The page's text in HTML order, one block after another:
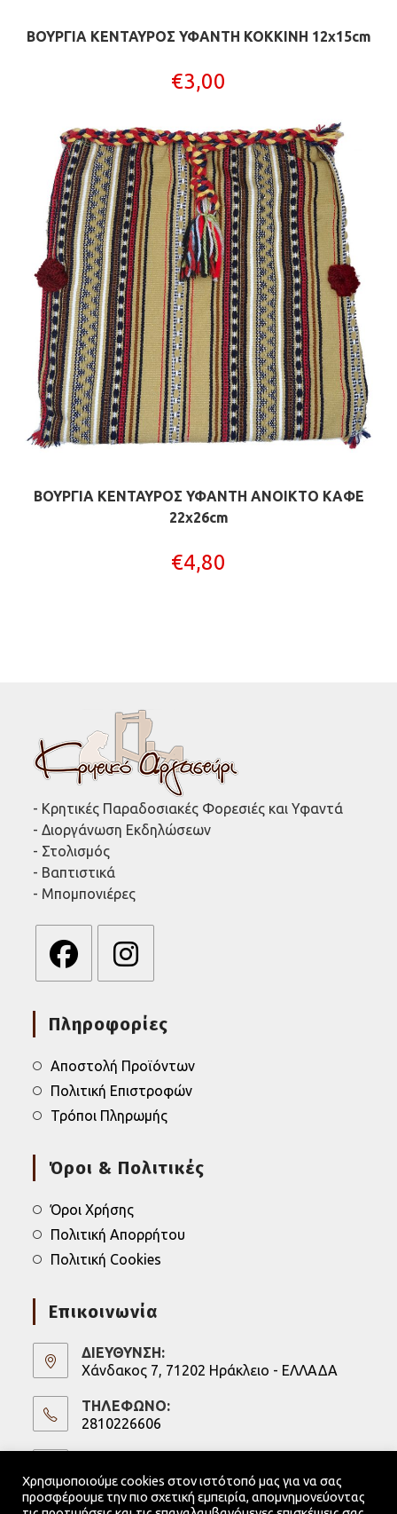
ΒΟΥΡΓΙΑ ΚΕΝΤΑΥΡΟΣ ΥΦΑΝΤΗ ΚΟΚΚΙΝΗ 12x15cm
€3,00
ΒΟΥΡΓΙΑ ΚΕΝΤΑΥΡΟΣ ΥΦΑΝΤΗ ΑΝΟΙΚΤΟ ΚΑΦΕ
22x26cm
€4,80
- Κρητικές Παραδοσιακές Φορεσιές και Υφαντά
- Διοργάνωση Εκδηλώσεων
- Στολισμός
- Βαπτιστικά
- Μπομπονιέρες
in
tab
a
tab
Πληροφορίες
Αποστολή Προϊόντων
Πολιτική Επιστροφών
Τρόποι Πληρωμής
Όροι & Πολιτικές
Όροι Χρήσης
Πολιτική Απορρήτου
Πολιτική Cookies
Επικοινωνία
ΔΙΕΥΘΥΝΣΗ:
Χάνδακος 7, 71202 Ηράκλειο - ΕΛΛΑΔΑ
ΤΗΛΕΦΩΝΟ:
2810226606
your
application
6973247075
Opens
in
Χρησιμοποιούμε cookies στον ιστότοπό μας για να σας
προσφέρουμε την πιο σχετική εμπειρία, απομνημονεύοντας